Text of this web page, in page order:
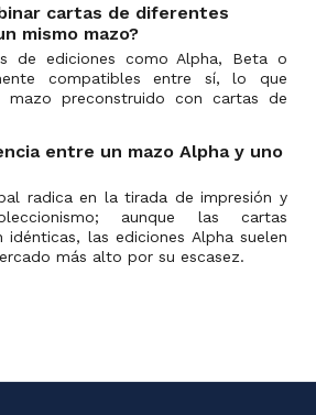
cartas de diferentes
mismo mazo?
de ediciones como Alpha, Beta o
compatibles entre sí, lo que
mazo preconstruido con cartas de
entre un mazo Alpha y uno
radica en la tirada de impresión y
aunque las cartas
idénticas, las ediciones Alpha suelen
más alto por su escasez.